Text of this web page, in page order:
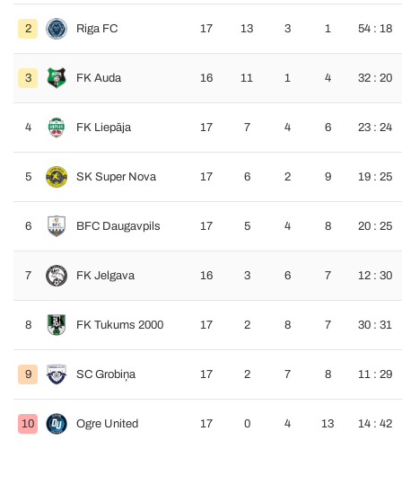
2 Riga FC 17 13 3 1 54 : 18
3 FK Auda 16 11 1 4 32 : 20
4 FK Liepāja 17 7 4 6 23 : 24
5 SK Super Nova 17 6 2 9 19 : 25
6 BFC Daugavpils 17 5 4 8 20 : 25
7 FK Jelgava 16 3 6 7 12 : 30
8 FK Tukums 2000 17 2 8 7 30 : 31
9 SC Grobiņa 17 2 7 8 11 : 29
10 Ogre United 17 0 4 13 14 : 42